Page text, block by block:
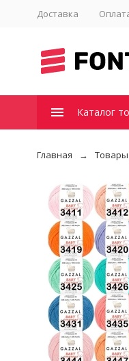
Доставка
Каталог
Главная Товары